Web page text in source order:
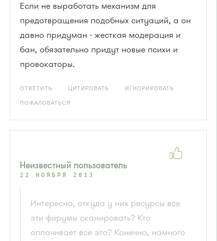
Если не выработать механизм для
предотвращения подобных ситуаций, а он
давно придуман - жесткая модерация и
бан, обязательно придут новые психи и
провокаторы.
ОТВЕТИТЬ ЦИТИРОВАТЬ ИГНОРИРОВАТЬ
ПОЖАЛОВАТЬСЯ
Неизвестный пользователь
22 НОЯБРЯ 2013
Интересно, откуда у них ресурсы все
эти форумы сканировать? Кто
оплачивает все это? Конечно, намного